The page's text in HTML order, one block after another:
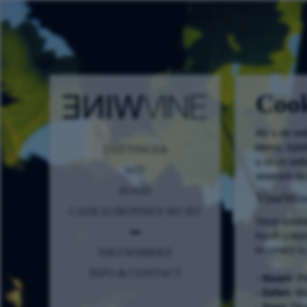
Als u de
kleine,
u onze
waarom
Deze
hoeft u
incorrect is.
- Naam
:
- Delen
: